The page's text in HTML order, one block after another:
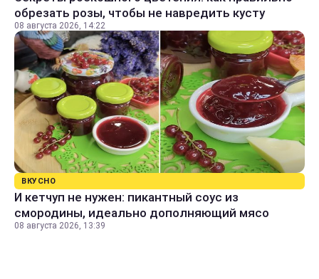
обрезать розы, чтобы не навредить кусту
08 августа 2026, 14:22
ВКУСНО
И кетчуп не нужен: пикантный соус из
смородины, идеально дополняющий мясо
08 августа 2026, 13:39